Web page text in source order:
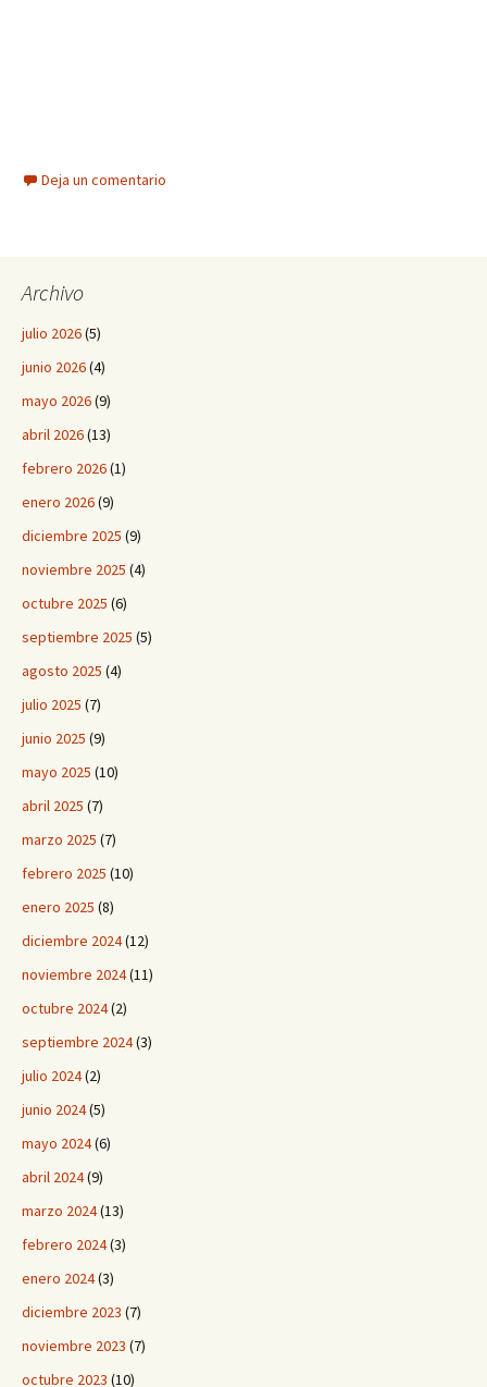
Deja un comentario
Archivo
julio 2026(5)
junio 2026(4)
mayo 2026(9)
abril 2026(13)
febrero 2026(1)
enero 2026(9)
diciembre 2025 (9)
noviembre 2025 (4)
octubre 2025 (6)
septiembre 2025 (5)
agosto 2025 (4)
julio 2025 (7)
junio 2025 (9)
mayo 2025 (10)
abril 2025 (7)
marzo 2025 (7)
febrero 2025 (10)
enero 2025 (8)
diciembre 2024(12)
noviembre 2024(11)
octubre 2024(2)
septiembre 2024(3)
julio 2024(2)
junio 2024(5)
mayo 2024(6)
abril 2024(9)
marzo 2024(13)
febrero 2024(3)
enero 2024(3)
diciembre 2023 (7)
noviembre 2023 (7)
octubre 2023 (10)